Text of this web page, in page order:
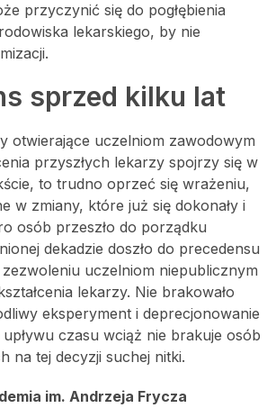
przyczynić się do pogłębienia
lekarskiego, by nie
sprzed kilku lat
otwierające uczelniom zawodowym
przyszłych lekarzy spojrzy się w
to trudno oprzeć się wrażeniu,
w zmiany, które już się dokonały i
osób przeszło do porządku
dekadzie doszło do precedensu
uczelniom niepublicznym
lekarzy. Nie brakowało
eksperyment i deprecjonowanie
czasu wciąż nie brakuje osób
na tej decyzji suchej nitki.
im. Andrzeja Frycza